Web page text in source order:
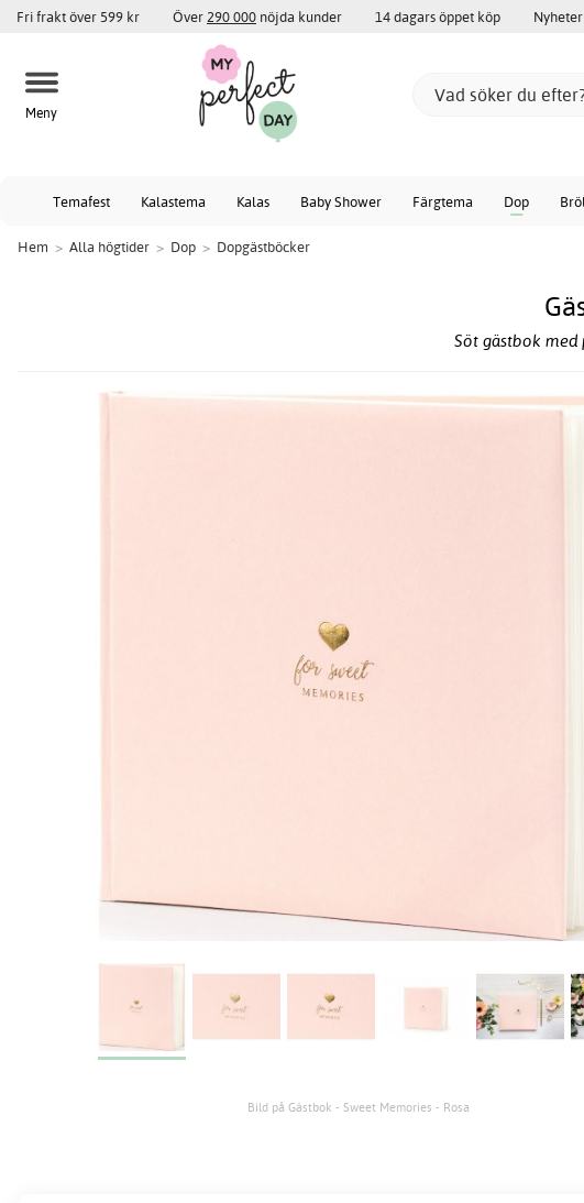
Fri frakt över 599 kr Över 290 000 nöjda kunder 14 dagars öppet köp
Meny
Temafest Kalastema Kalas Baby Shower Färgtema Dop
Hem > Alla högtider > Dop > Dopgästböcker
Söt gästbok med
Bild på Gästbok - Sweet Memories - Rosa